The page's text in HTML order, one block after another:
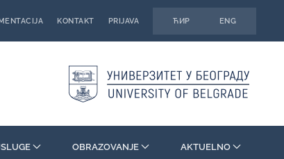
KONTAKT PRIJAVA ЋИР ENG
OBRAZOVANJE AKTUELNO